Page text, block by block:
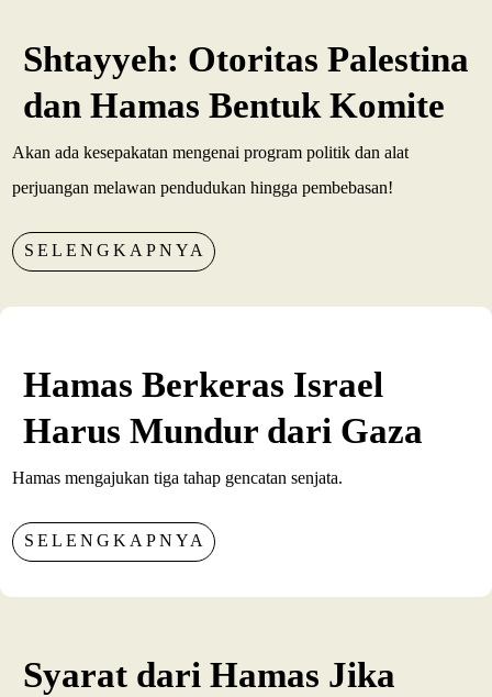
Shtayyeh: Otoritas Palestina
dan Hamas Bentuk Komite
Akan ada kesepakatan mengenai program politik dan alat
perjuangan melawan pendudukan hingga pembebasan!
SELENGKAPNYA
Hamas Berkeras Israel
Harus Mundur dari Gaza
Hamas mengajukan tiga tahap gencatan senjata.
SELENGKAPNYA
Syarat dari Hamas Jika